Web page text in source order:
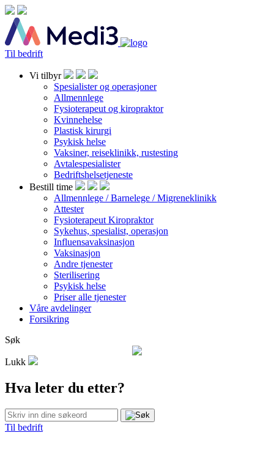
Til bedrift
Vi tilbyr
Spesialister og operasjoner
Allmennlege
Fysioterapeut og kiropraktor
Kvinnehelse
Plastisk kirurgi
Psykisk helse
Vaksiner, reiseklinikk, rustesting
Avtalespesialister
Bedriftshelsetjeneste
Bestill time
Allmennlege / Barnelege / Migreneklinikk
Attester
Fysioterapeut Kiropraktor
Sykehus, spesialist, operasjon
Influensavaksinasjon
Vaksinasjon
Andre tjenester
Sterilisering
Psykisk helse
Priser alle tjenester
Våre avdelinger
Forsikring
Søk
Lukk
Hva leter du etter?
Til bedrift